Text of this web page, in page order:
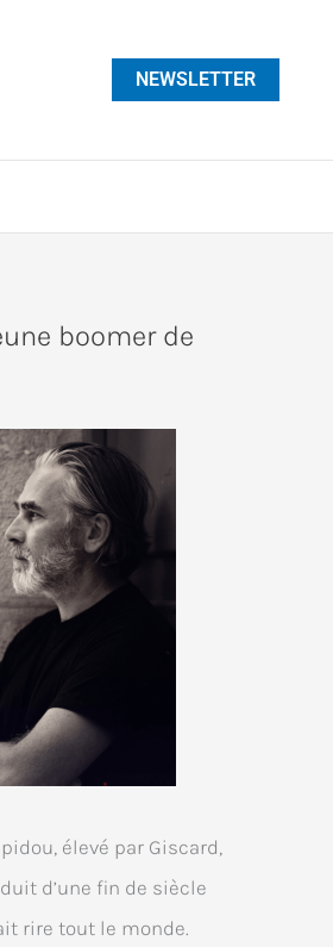
NEWSLETTER
boomer de
élevé par Giscard,
d’une fin de siècle
rire tout le monde.